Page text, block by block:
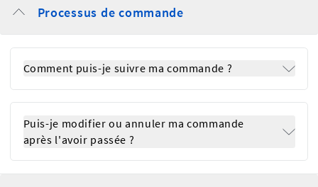
Processus de commande
Comment puis-je suivre ma commande ?
Puis-je modifier ou annuler ma commande
après l'avoir passée ?